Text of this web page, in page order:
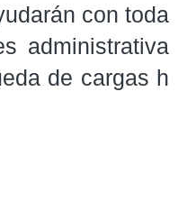
con toda
administrativa
de cargas h